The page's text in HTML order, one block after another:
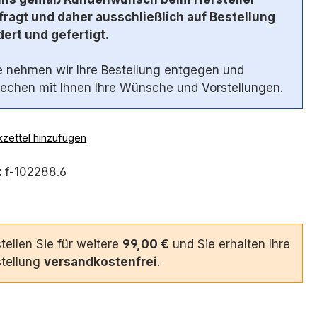
und daher ausschließlich auf Bestellung
und gefertigt.
nehmen wir Ihre Bestellung entgegen und
mit Ihnen Ihre Wünsche und Vorstellungen.
hinzufügen
f-102288.6
Sie für weitere 99,00 € und Sie erhalten Ihre
versandkostenfrei.